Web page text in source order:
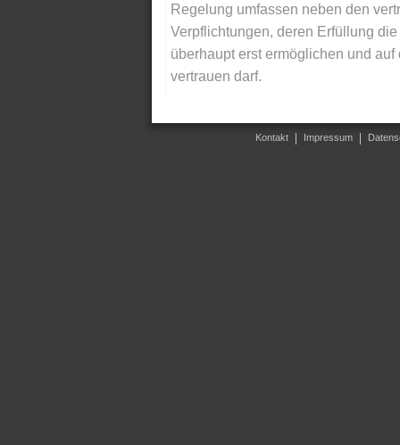
Regelung umfassen neben den
Verpflichtungen, deren Erfüllung
überhaupt erst ermöglichen und
vertrauen darf.
Kontakt Impressum